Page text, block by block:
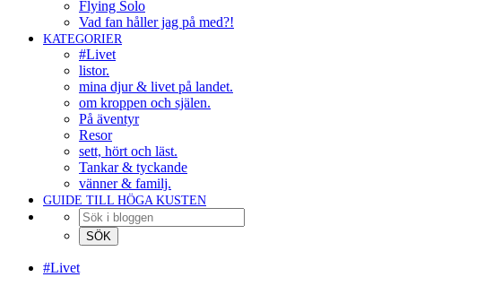
Flying Solo
Vad fan håller jag på med?!
KATEGORIER
#Livet
listor.
mina djur & livet på landet.
om kroppen och själen.
På äventyr
Resor
sett, hört och läst.
Tankar & tyckande
vänner & familj.
GUIDE TILL HÖGA KUSTEN
#Livet